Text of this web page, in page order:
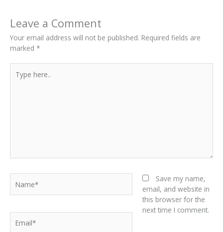
Leave a Comment
Your email address will not be published. Required fields are
marked *
here..
Save my name,
email, and website in
this browser for the
next time I comment.